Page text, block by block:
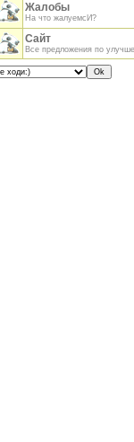
Жалобы
На что жалуемсИ?
Сайт
Все предложения по